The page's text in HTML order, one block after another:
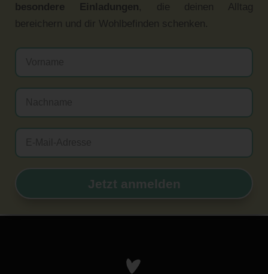
besondere Einladungen, die deinen Alltag
bereichern und dir Wohlbefinden schenken.
Jetzt anmelden